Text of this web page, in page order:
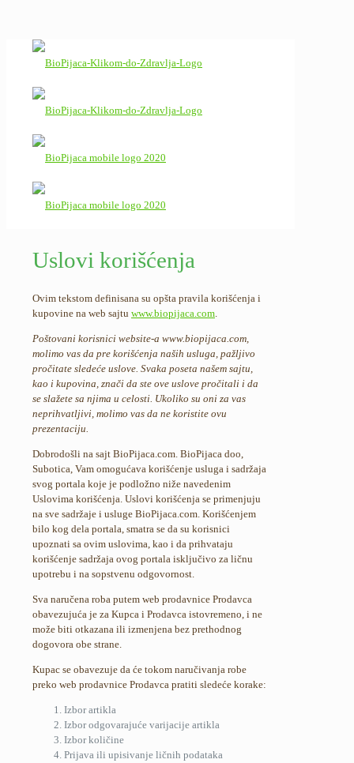
Uslovi korišćenja
Ovim tekstom definisana su opšta pravila korišćenja i
kupovine na web sajtu www.biopijaca.com.
Poštovani korisnici website-a www.biopijaca.com,
molimo vas da pre korišćenja naših usluga, pažljivo
pročitate sledeće uslove. Svaka poseta našem sajtu,
kao i kupovina, znači da ste ove uslove pročitali i da
se slažete sa njima u celosti. Ukoliko su oni za vas
neprihvatljivi, molimo vas da ne koristite ovu
prezentaciju.
Dobrodošli na sajt BioPijaca.com. BioPijaca doo,
Subotica, Vam omogućava korišćenje usluga i sadržaja
svog portala koje je podložno niže navedenim
Uslovima korišćenja. Uslovi korišćenja se primenjuju
na sve sadržaje i usluge BioPijaca.com. Korišćenjem
bilo kog dela portala, smatra se da su korisnici
upoznati sa ovim uslovima, kao i da prihvataju
korišćenje sadržaja ovog portala isključivo za ličnu
upotrebu i na sopstvenu odgovornost.
Sva naručena roba putem web prodavnice Prodavca
obavezujuća je za Kupca i Prodavca istovremeno, i ne
može biti otkazana ili izmenjena bez prethodnog
dogovora obe strane.
Kupac se obavezuje da će tokom naručivanja robe
preko web prodavnice Prodavca pratiti sledeće korake:
Izbor artikla
Izbor odgovarajuće varijacije artikla
Izbor količine
Prijava ili upisivanje ličnih podataka